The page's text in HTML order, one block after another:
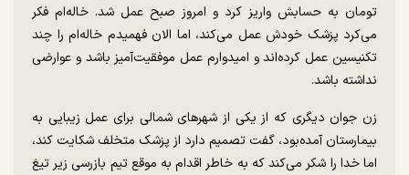
تومان به حسابش واریز کرد و امروز صبح عمل شد. خاله‌ام فکر
می‌کرد پزشک خودش عمل می‌کند، اما الان فهمیدم خاله‌ام را چند
تکنیسین عمل کرده‌اند و امیدوارم عمل موفقیت‌آمیز باشد و عوارضی
نداشته باشد.
زن جوان دیگری که از یکی از شهر‌های شمالی برای عمل زیبایی به
بیمارستان آمده‌بود، گفت تصمیم دارد از پزشک متخلف شکایت کند،
اما خدا را شکر می‌کند که به خاطر اقدام به موقع تیم بازرسی زیر تیغ